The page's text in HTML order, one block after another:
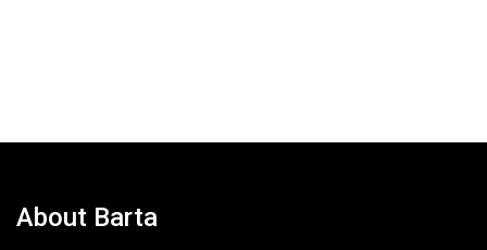
About Barta